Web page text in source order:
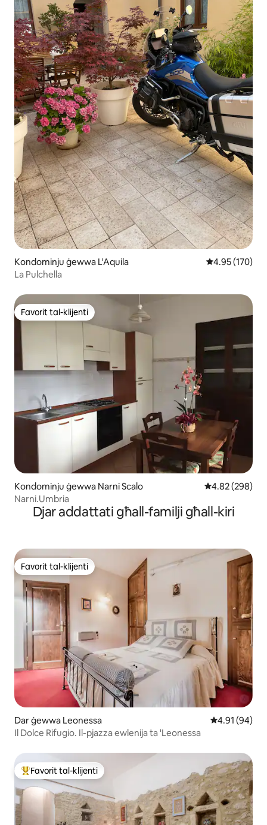
Kondominju ġewwa L'Aquila Rating medju
4.95 (170)
La Pulchella
Favorit tal-klijenti
Favorit tal-klijenti
Kondominju ġewwa Narni Scalo Rating medju
4.82 (298)
Narni.Umbria
Djar addattati għall-familji għall-kiri
Favorit tal-klijenti
Favorit tal-klijenti
Dar ġewwa Leonessa Rating
4.91 (94)
Il Dolce Rifugio. Il-pjazza ewlenija ta 'Leonessa
Wieħed mill-aqwa favoriti tal-klijenti
Favorit tal-klijenti